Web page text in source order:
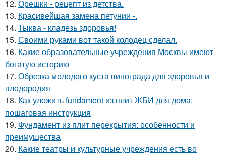
12. Орешки - рецепт из детства.
13. Красивейшая замена петунии -.
14. Тыква - кладезь здоровья!
15. Своими руками вот такой колодец сделал.
16. Какие образовательные учреждения Москвы имеют
богатую историю
17. Обрезка молодого куста винограда для здоровья и
плодородия
18. Как уложить fundament из плит ЖБИ для дома:
пошаговая инструкция
19. Фундамент из плит перекрытия: особенности и
преимущества
20. Какие театры и культурные учреждения есть во